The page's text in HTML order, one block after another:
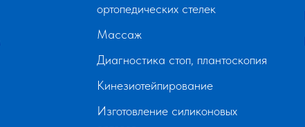
ортопедических стелек
Массаж
Диагностика стоп, плантоскопия
Кинезиотейпирование
Изготовление силиконовых